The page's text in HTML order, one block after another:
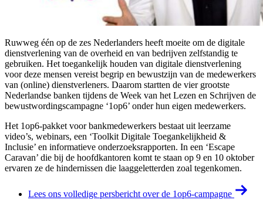
Ruwweg één op de zes Nederlanders heeft moeite om de digitale
dienstverlening van de overheid en van bedrijven zelfstandig te
gebruiken. Het toegankelijk houden van digitale dienstverlening
voor deze mensen vereist begrip en bewustzijn van de medewerkers
van (online) dienstverleners. Daarom startten de vier grootste
Nederlandse banken tijdens de Week van het Lezen en Schrijven de
bewustwordingscampagne ‘1op6’ onder hun eigen medewerkers.
Het 1op6-pakket voor bankmedewerkers bestaat uit leerzame
video’s, webinars, een ‘Toolkit Digitale Toegankelijkheid &
Inclusie’ en informatieve onderzoeksrapporten. In een ‘Escape
Caravan’ die bij de hoofdkantoren komt te staan op 9 en 10 oktober
ervaren ze de hindernissen die laaggeletterden zoal tegenkomen.
Lees ons volledige persbericht over de 1op6-campagne